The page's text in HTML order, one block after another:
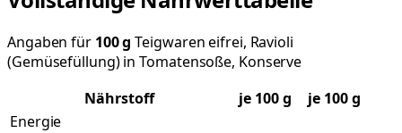
Angaben für 100g Teigwaren eifrei, Ravioli
(Gemüsefüllung) in Tomatensoße, Konserve
Nährstoff
je 100g
je 100 g
Energie